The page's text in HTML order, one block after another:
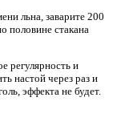
льна, заварите 200
половине стакана
регулярность и
настой через раз и
эффекта не будет.